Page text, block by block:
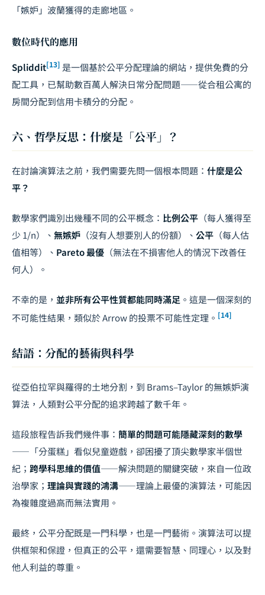
「嫉妒」波蘭獲得的走廊地區。
數位時代的應用
Spliddit[13] 是一個基於公平分配理論的網站，提供免費的分
配工具，已幫助數百萬人解決日常分配問題——從合租公寓的
房間分配到信用卡積分的分配。
六、哲學反思：什麼是「公平」？
在討論演算法之前，我們需要先問一個根本問題： 什麼是公
平？
數學家們識別出幾種不同的公平概念： 比例公平 （每人獲得至
少 1/n）、 無嫉妒 （沒有人想要別人的份額）、 公平 （每人估
值相等）、 Pareto 最優 （無法在不損害他人的情況下改善任
何人）。
不幸的是， 並非所有公平性質都能同時滿足 。這是一個深刻的
不可能性結果，類似於 Arrow 的投票不可能性定理。 [14]
結語：分配的藝術與科學
從亞伯拉罕與羅得的土地分割，到 Brams–Taylor 的無嫉妒演
算法，人類對公平分配的追求跨越了數千年。
這段旅程告訴我們幾件事： 簡單的問題可能隱藏深刻的數學
——「分蛋糕」看似兒童遊戲，卻困擾了頂尖數學家半個世
紀； 跨學科思維的價值——解決問題的關鍵突破，來自一位政
治學家； 理論與實踐的鴻溝——理論上最優的演算法，可能因
為複雜度過高而無法實用。
最終，公平分配既是一門科學，也是一門藝術。演算法可以提
供框架和保證，但真正的公平，還需要智慧、同理心，以及對
他人利益的尊重。